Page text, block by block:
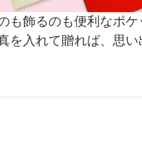
飾るのも便利なポケ
を入れて贈れば、思い